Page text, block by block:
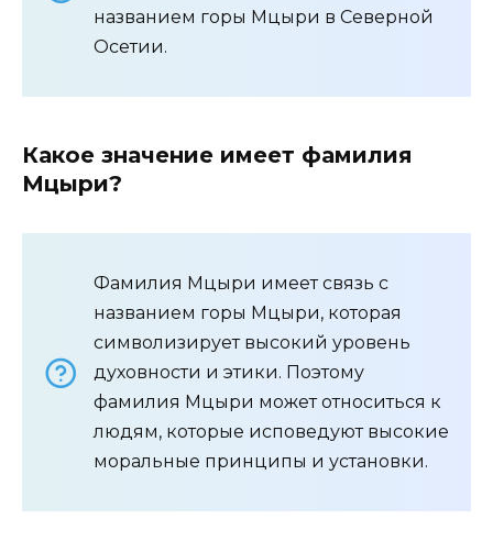
названием горы Мцыри в Северной
Осетии.
Какое значение имеет фамилия
Мцыри?
Фамилия Мцыри имеет связь с
названием горы Мцыри, которая
символизирует высокий уровень
духовности и этики. Поэтому
фамилия Мцыри может относиться к
людям, которые исповедуют высокие
моральные принципы и установки.